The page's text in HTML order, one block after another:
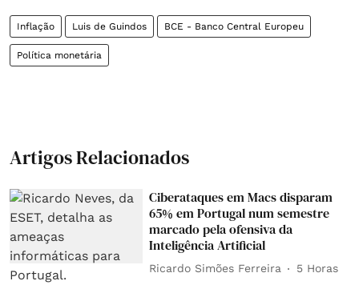
Inflação Luis de Guindos BCE - Banco Central Europeu
Política monetária
Artigos Relacionados
Ciberataques em Macs disparam
65% em Portugal num semestre
marcado pela ofensiva da
Inteligência Artificial
Ricardo Simões Ferreira 5 Horas